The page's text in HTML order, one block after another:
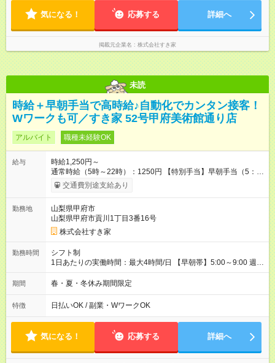
気になる！ 応募する 詳細へ
掲載元企業名 株式会社すき家
未読
時給＋早朝手当で高時給♪自動化でカンタン接客！
Wワークも可／すき家 52号甲府美術館通り店
アルバイト 職種未経験OK
給与
時給1,250円～
通常時給（5時～22時）：1250円 【特別手当】早朝手当（5：
00-9：00）時給+150円 【試用期間】試用期間あり 試用期間の
長さ：1ヶ月 雇用形態、給与は本採用時と同じです。 試用期間
させていただきます。 研修制度あり：15時間(研修中も同時給）
交通費別途支給あり
勤務地
山梨県甲府市
山梨県甲府市貢川1丁目3番16号
株式会社すき家
勤務時間
シフト制
1日あたりの実働時間：最大4時間/日 【早朝帯】5:00～9:00 週2
日～・1日2h～OK◎ 勤務時間や曜日はご相談ください。
期間 春・夏・冬休み期間限定
特徴 日払いOK / 副業・WワークOK
気になる！ 応募する 詳細へ